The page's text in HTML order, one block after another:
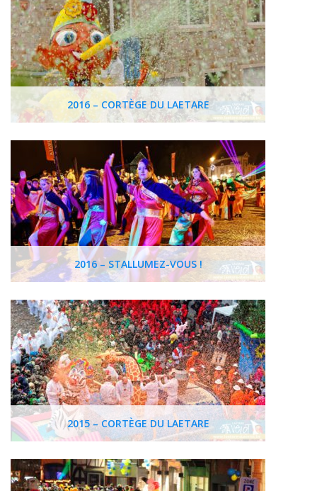
2016 – CORTÈGE DU LAETARE
2016 – STALLUMEZ-VOUS !
2015 – CORTÈGE DU LAETARE